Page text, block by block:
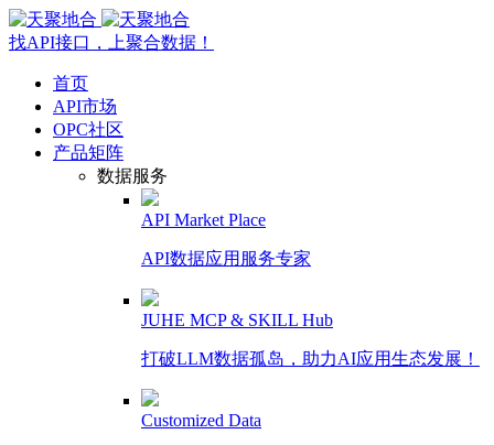
找API接口，上聚合数据！
首页
API市场
OPC社区
产品矩阵
数据服务
API Market Place
API数据应用服务专家
JUHE MCP & SKILL Hub
打破LLM数据孤岛，助力AI应用生态发展！
Customized Data